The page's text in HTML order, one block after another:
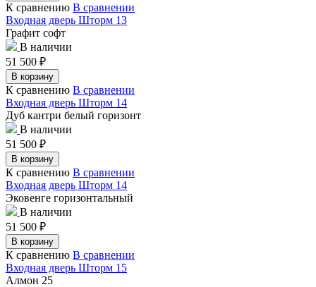
К сравнению В сравнении
Входная дверь Шторм 13
Графит софт
В наличии
51 500 ₽
В корзину
К сравнению В сравнении
Входная дверь Шторм 14
Дуб кантри белый горизонт
В наличии
51 500 ₽
В корзину
К сравнению В сравнении
Входная дверь Шторм 14
Эковенге горизонтальный
В наличии
51 500 ₽
В корзину
К сравнению В сравнении
Входная дверь Шторм 15
Алмон 25